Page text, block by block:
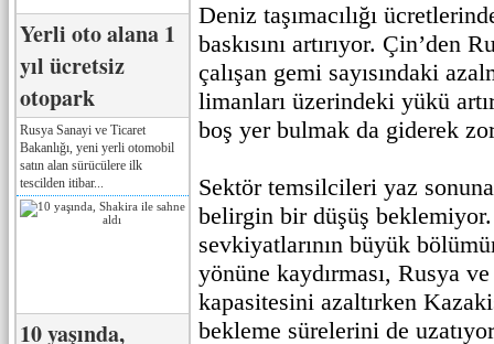
Yerli oto alana 1
yıl ücretsiz
otopark
Rusya Sanayi ve Ticaret
Bakanlığı, yeni yerli otomobil
satın alan sürücülere ilk
tescilden itibar...
10 yaşında,
Deniz taşımacılığı
baskısını artırıyor. Çin’den
çalışan gemi sayısındaki
limanları üzerindeki yükü
boş yer bulmak da giderek
Sektör temsilcileri yaz
belirgin bir düşüş
sevkiyatlarının büyük
yönüne kaydırması, Rusya
kapasitesini azaltırken
bekleme sürelerini de